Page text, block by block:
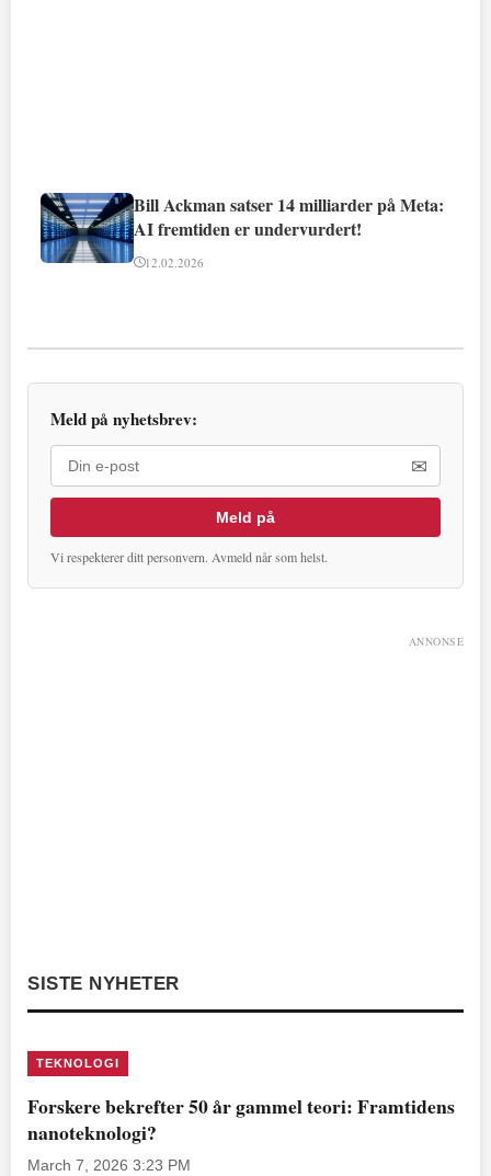
Bill Ackman satser 14 milliarder på Meta:
AI fremtiden er undervurdert!
12.02.2026
Meld på nyhetsbrev:
✉
Meld på
Vi respekterer ditt personvern. Avmeld når som helst.
ANNONSE
SISTE NYHETER
TEKNOLOGI
Forskere bekrefter 50 år gammel teori: Framtidens
nanoteknologi?
March 7, 2026 3:23 PM